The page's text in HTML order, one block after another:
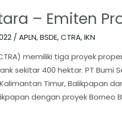
– Emiten
/APLN,BSDE,CTRA,IKN
memiliki tiga proyek
sekitar 400 hektar. PT Bumi
Timur, Balikpapan
dengan proyek Borneo